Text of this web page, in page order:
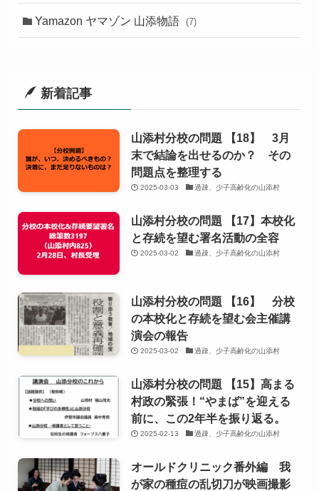
Yamazon ヤマゾン 山添物語 (7)
新着記事
山添村分校の問題 【18】 3月
末で結論を出せるのか？ その
問題点を整理する
2025-03-03 過疎、少子高齢化の山添村
山添村分校の問題 【17】本校化
と存続を望む署名活動の全容
2025-03-02 過疎、少子高齢化の山添村
山添村分校の問題 【16】 分校
の本校化と存続を望む会主催講
演会の報告
2025-03-02 過疎、少子高齢化の山添村
山添村分校の問題 【15】高まる
村政の緊張！“やまば”を迎える
前に、この2年半を振り返る。
2025-02-13 過疎、少子高齢化の山添村
オールドクリニック番外編 我
が家の種痘の乱切刀が映画撮影